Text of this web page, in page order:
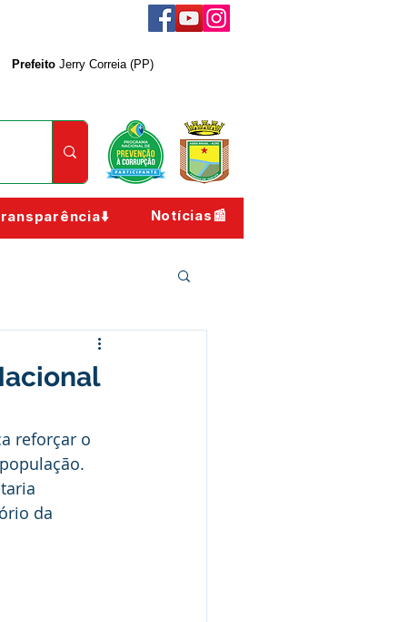
Prefeito Jerry Correia (PP)
Notícias📰
reforçar o
da